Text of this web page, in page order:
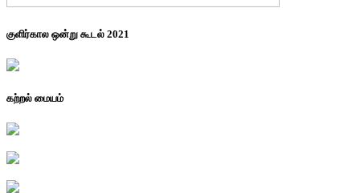
குளிர்கால ஒன்று கூடல் 2021
கற்றல் மையம்